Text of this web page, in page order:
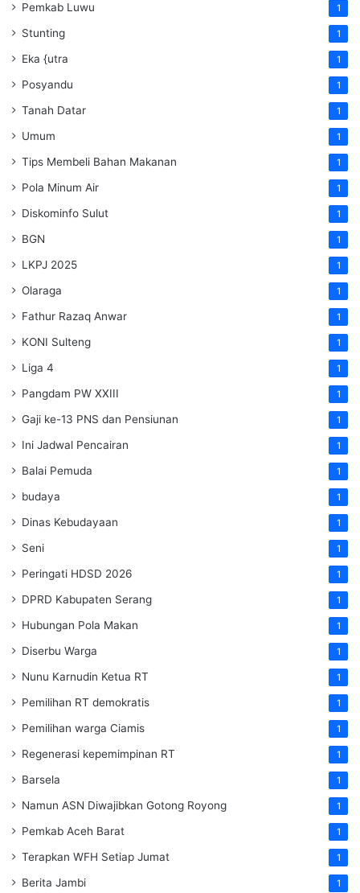
Pemkab Luwu 1
Stunting 1
Eka {utra 1
Posyandu 1
Tanah Datar 1
Umum 1
Tips Membeli Bahan Makanan 1
Pola Minum Air 1
Diskominfo Sulut 1
BGN 1
LKPJ 2025 1
Olaraga 1
Fathur Razaq Anwar 1
KONI Sulteng 1
Liga 4 1
Pangdam PW XXIII 1
Gaji ke-13 PNS dan Pensiunan 1
Ini Jadwal Pencairan 1
Balai Pemuda 1
budaya 1
Dinas Kebudayaan 1
Seni 1
Peringati HDSD 2026 1
DPRD Kabupaten Serang 1
Hubungan Pola Makan 1
Diserbu Warga 1
Nunu Karnudin Ketua RT 1
Pemilihan RT demokratis 1
Pemilihan warga Ciamis 1
Regenerasi kepemimpinan RT 1
Barsela 1
Namun ASN Diwajibkan Gotong Royong 1
Pemkab Aceh Barat 1
Terapkan WFH Setiap Jumat 1
Berita Jambi 1